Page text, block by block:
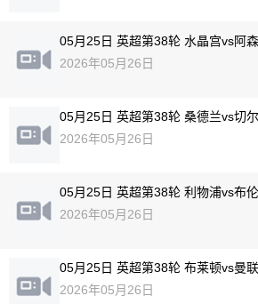
05月25日 英超第38轮 水晶宫vs阿
2026年05月26日
05月25日 英超第38轮 桑德兰vs切
2026年05月26日
05月25日 英超第38轮 利物浦vs布
2026年05月26日
05月25日 英超第38轮 布莱顿vs曼
2026年05月26日